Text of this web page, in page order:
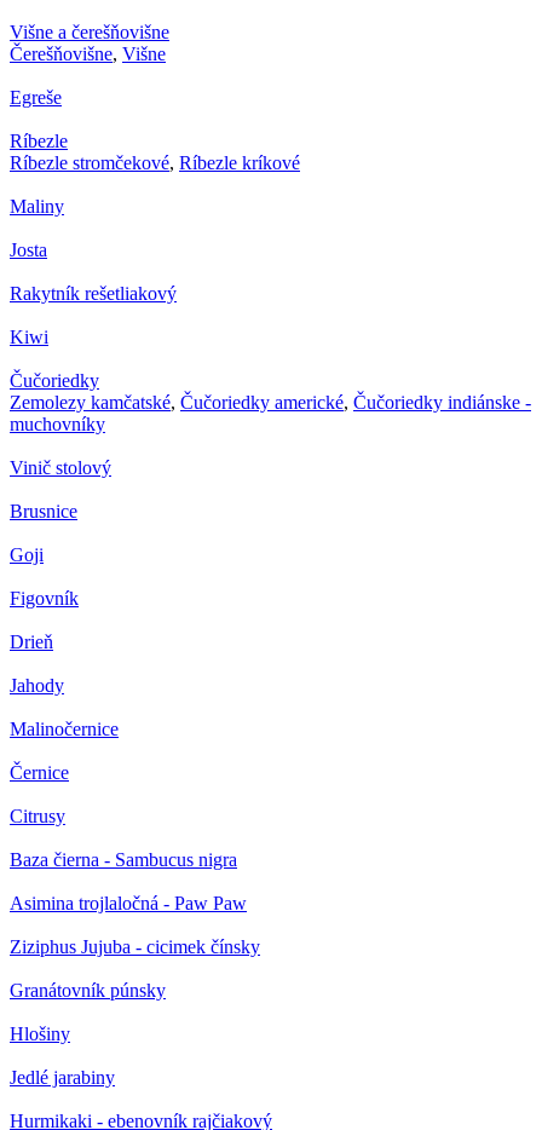
Višne a čerešňovišne
Čerešňovišne, Višne
Egreše
Ríbezle
Ríbezle stromčekové, Ríbezle kríkové
Maliny
Josta
Rakytník rešetliakový
Kiwi
Čučoriedky
Zemolezy kamčatské, Čučoriedky americké, Čučoriedky indiánske -
muchovníky
Vinič stolový
Brusnice
Goji
Figovník
Drieň
Jahody
Malinočernice
Černice
Citrusy
Baza čierna - Sambucus nigra
Asimina trojlaločná - Paw Paw
Ziziphus Jujuba - cicimek čínsky
Granátovník púnsky
Hlošiny
Jedlé jarabiny
Hurmikaki - ebenovník rajčiakový